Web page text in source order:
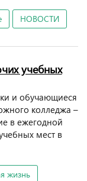
НОВОСТИ
учебных
и обучающиеся
колледжа –
в ежегодной
мест в
жизнь